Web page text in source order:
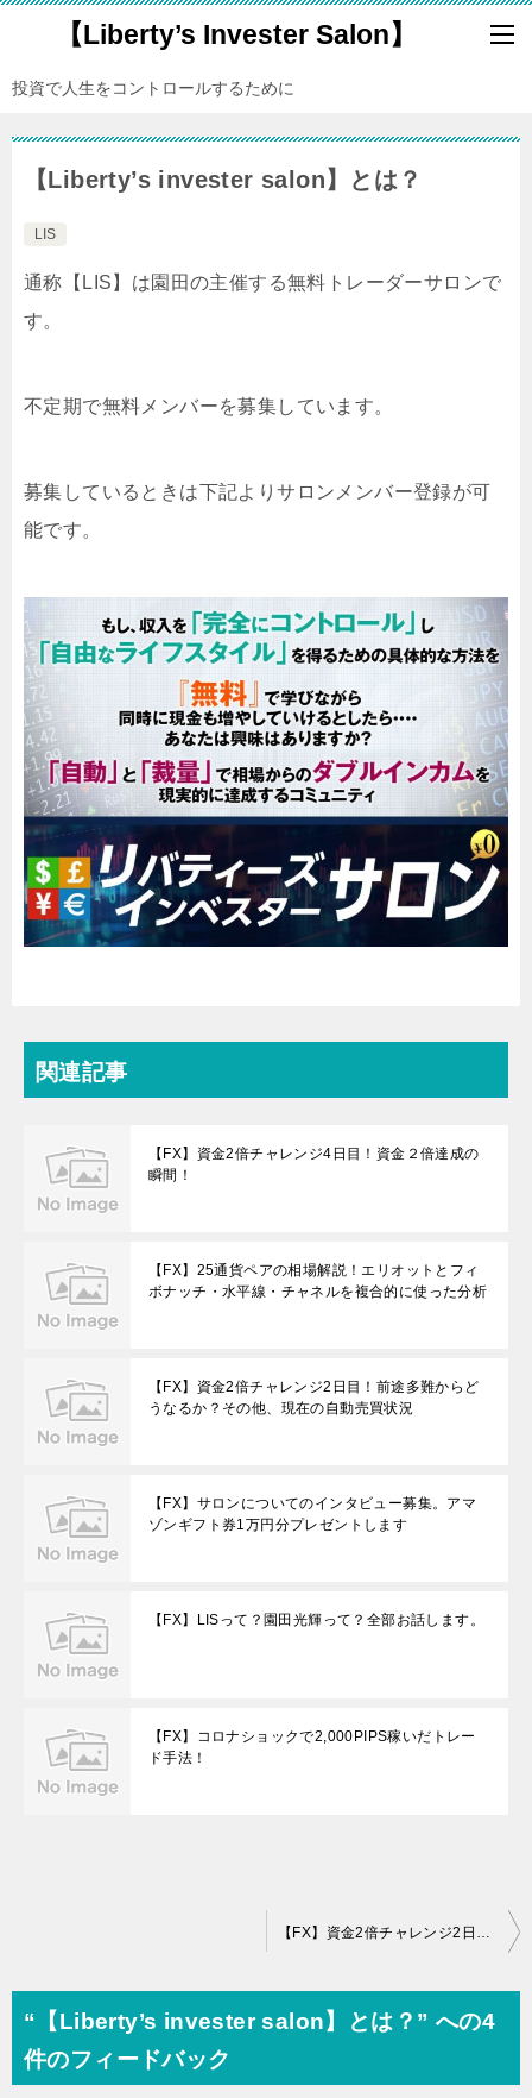
【Liberty’s Invester Salon】
投資で人生をコントロールするために
【Liberty’s invester salon】とは？
LIS
通称【LIS】は園田の主催する無料トレーダーサロンで
す。
不定期で無料メンバーを募集しています。
募集しているときは下記よりサロンメンバー登録が可
能です。
関連記事
【FX】資金2倍チャレンジ4日目！資金２倍達成の
瞬間！
【FX】25通貨ペアの相場解説！エリオットとフィ
ボナッチ・水平線・チャネルを複合的に使った分析
【FX】資金2倍チャレンジ2日目！前途多難からど
うなるか？その他、現在の自動売買状況
【FX】サロンについてのインタビュー募集。アマ
ゾンギフト券1万円分プレゼントします
【FX】LISって？園田光輝って？全部お話します。
【FX】コロナショックで2,000PIPS稼いだトレー
ド手法！
ビ
ゲ
【FX】資金2倍チャレンジ2日目！前途多難からどうなるか？その他、現在の自動売買状況
“【Liberty’s invester salon】とは？” への4
件のフィードバック